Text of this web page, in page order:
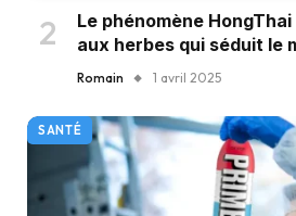
Le phénomène
aux herbes qui séduit le
Romain 1 avril 2025
SANTÉ